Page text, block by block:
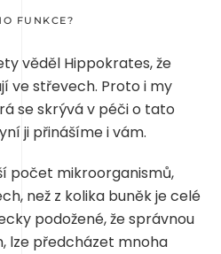
FUNKCE?
věděl Hippokrates, že
ve střevech. Proto i my
se skrývá v péči o tato
ji přinášíme i vám.
počet mikroorganismů,
než z kolika buněk je celé
podožené, že správnou
lze předcházet mnoha